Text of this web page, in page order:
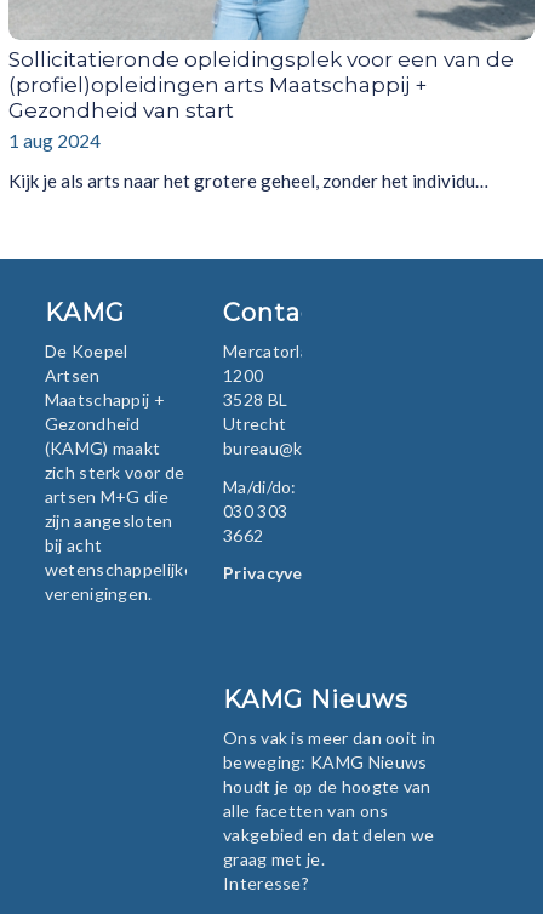
Sollicitatieronde opleidingsplek voor een van de
(profiel)opleidingen arts Maatschappij +
Gezondheid van start
1 aug 2024
Kijk je als arts naar het grotere geheel, zonder het individu…
KAMG
De Koepel
Artsen
Maatschappij +
Gezondheid
(KAMG) maakt
zich sterk voor de
artsen M+G die
zijn aangesloten
bij acht
wetenschappelijke
verenigingen.
Contact
Mercatorlaan
1200
3528 BL
Utrecht
bureau@kamg.nl
Ma/di/do:
030 303
3662
Privacyverklaring
KAMG Nieuws
Ons vak is meer dan ooit in
beweging: KAMG Nieuws
houdt je op de hoogte van
alle facetten van ons
vakgebied en dat delen we
graag met je.
Interesse?